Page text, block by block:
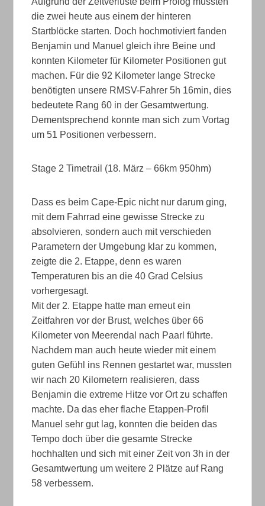
die zwei heute aus einem der hinteren
Startblöcke starten. Doch hochmotiviert fanden
Benjamin und Manuel gleich ihre Beine und
konnten Kilometer für Kilometer Positionen gut
machen. Für die 92 Kilometer lange Strecke
benötigten unsere RMSV-Fahrer 5h 16min, dies
bedeutete Rang 60 in der Gesamtwertung.
Dementsprechend konnte man sich zum Vortag
um 51 Positionen verbessern.
Stage 2 Timetrail (18. März – 66km 950hm)
Dass es beim Cape-Epic nicht nur darum ging,
mit dem Fahrrad eine gewisse Strecke zu
absolvieren, sondern auch mit verschieden
Parametern der Umgebung klar zu kommen,
zeigte die 2. Etappe, denn es waren
Temperaturen bis an die 40 Grad Celsius
vorhergesagt.
Mit der 2. Etappe hatte man erneut ein
Zeitfahren vor der Brust, welches über 66
Kilometer von Meerendal nach Paarl führte.
Nachdem man auch heute wieder mit einem
guten Gefühl ins Rennen gestartet war, mussten
wir nach 20 Kilometern realisieren, dass
Benjamin die extreme Hitze vor Ort zu schaffen
machte. Da das eher flache Etappen-Profil
Manuel sehr gut lag, konnten die beiden das
Tempo doch über die gesamte Strecke
hochhalten und sich mit einer Zeit von 3h in der
Gesamtwertung um weitere 2 Plätze auf Rang
58 verbessern.